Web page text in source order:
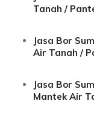
Tanah /
Jasa Bor
Air Tanah /
Jasa Bor
Mantek Air